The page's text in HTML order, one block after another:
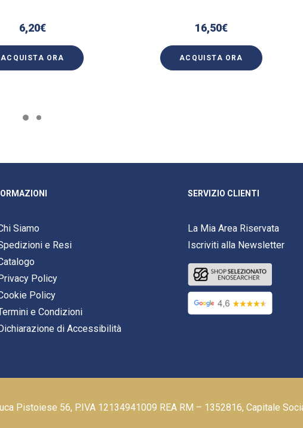
6,20€
ACQUISTA ORA
16,50€
ACQUISTA ORA
Siamo
e Resi
Policy
Policy
e Condizioni
di Accessibilità
SERVIZIO CLIENTI
La Mia Area Riservata
Iscriviti alla Newsletter
Pistoiese 56, P.IVA 12134941009 REA RM – 1352816, Capitale